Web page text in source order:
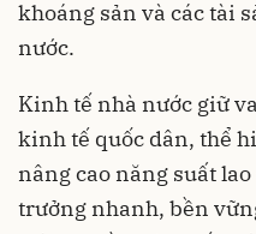
khoáng sản và các tài
nước.
Kinh tế nhà nước giữ
kinh tế quốc dân, thể
nâng cao năng suất
trưởng nhanh, bền